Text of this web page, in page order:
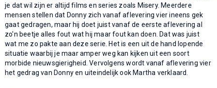
je dat wil zijn er altijd films en series zoals Misery. Meerdere
mensen stellen dat Donny zich vanaf aflevering vier ineens gek
gaat gedragen, maar hij doet juist vanaf de eerste aflevering al
zo'n beetje alles fout wat hij maar fout kan doen. Dat was juist
wat me zo pakte aan deze serie. Het is een uit de hand lopende
situatie waarbij je maar amper weg kan kijken uit een soort
morbide nieuwsgierigheid. Vervolgens wordt vanaf aflevering vier
het gedrag van Donny en uiteindelijk ook Martha verklaard.